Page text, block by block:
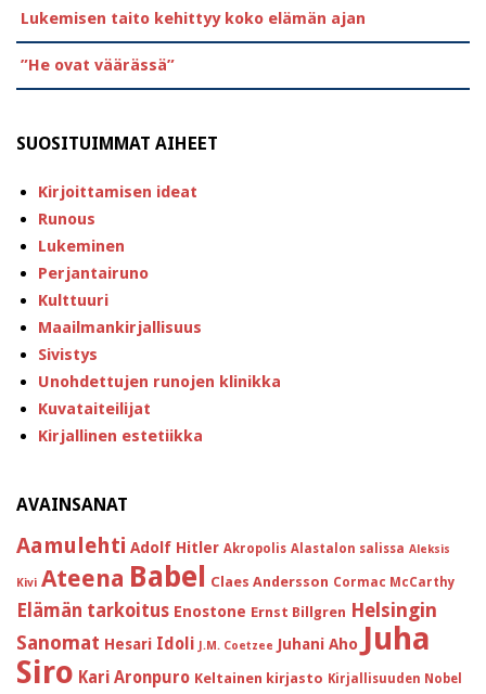
Lukemisen taito kehittyy koko elämän ajan
”He ovat väärässä”
SUOSITUIMMAT AIHEET
Kirjoittamisen ideat
Runous
Lukeminen
Perjantairuno
Kulttuuri
Maailmankirjallisuus
Sivistys
Unohdettujen runojen klinikka
Kuvataiteilijat
Kirjallinen estetiikka
AVAINSANAT
Aamulehti Adolf Hitler Akropolis Alastalon salissa Aleksis
Kivi Ateena Babel Claes Andersson Cormac McCarthy
Elämän tarkoitus Enostone Ernst Billgren Helsingin
Sanomat Hesari Idoli J.M. Coetzee Juhani Aho Juha
Siro Kari Aronpuro Keltainen kirjasto Kirjallisuuden Nobel